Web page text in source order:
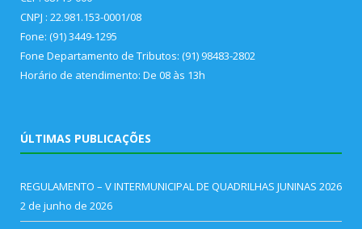
CNPJ : 22.981.153-0001/08
Fone: (91) 3449-1295
Fone Departamento de Tributos: (91) 98483-2802
Horário de atendimento: De 08 às 13h
ÚLTIMAS PUBLICAÇÕES
REGULAMENTO – V INTERMUNICIPAL DE QUADRILHAS JUNINAS 2026
2 de junho de 2026